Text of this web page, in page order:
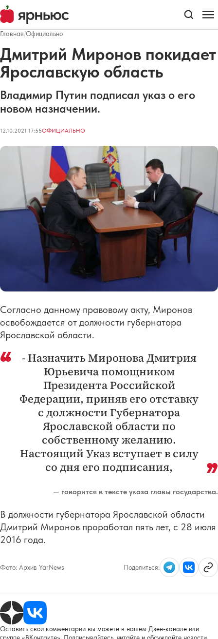
Главная/Официально
Дмитрий Миронов покидает
Ярославскую область
Владимир Путин подписал указ о его
новом назначении.
12.10.2021 17:55ОФИЦИАЛЬНО
Согласно данному правовому акту, Миронов
освобождается от должности губернатора
Ярославской области.
- Назначить Миронова Дмитрия
Юрьевича помощником
Президента Российской
Федерации, приняв его отставку
с должности Губернатора
Ярославской области по
собственному желанию.
Настоящий Указ вступает в силу
со дня его подписания,
— говорится в тексте указа главы государства.
В должности губернатора Ярославской области
Дмитрий Миронов проработал пять лет, с 28 июля
2016 года.
Фото: Архив YarNews Поделиться:
Оставить свои комментарии вы можете в нашем Дзен-канале или
группе «ВКонтакте». Подписывайтесь, читайте и обсуждайте новости.